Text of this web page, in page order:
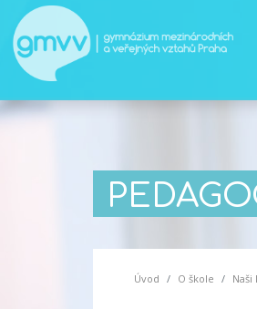
Úvod O škole Naši